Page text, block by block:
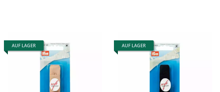
AUF LAGER AUF LAGER